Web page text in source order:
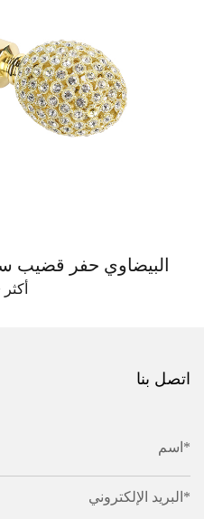
أكثر
اتصل بنا
اسم*
البريد الإلكتروني*